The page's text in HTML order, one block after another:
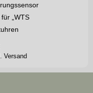
„WTS
Versand